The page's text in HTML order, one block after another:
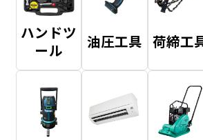
ハンドツ
ール
油圧工具 荷締工